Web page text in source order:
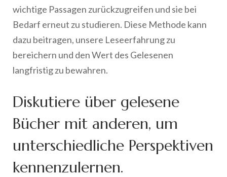
wichtige Passagen zurückzugreifen und sie bei
Bedarf erneut zu studieren. Diese Methode kann
dazu beitragen, unsere Leseerfahrung zu
bereichern und den Wert des Gelesenen
langfristig zu bewahren.
Diskutiere über gelesene
Bücher mit anderen, um
unterschiedliche Perspektiven
kennenzulernen.